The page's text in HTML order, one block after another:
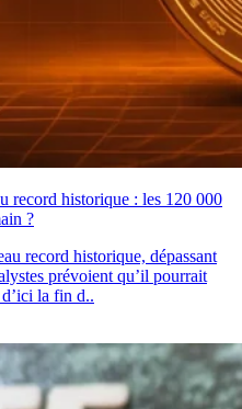
record historique : les 120 000
?
record historique, dépassant
prévoient qu’il pourrait
la fin d..